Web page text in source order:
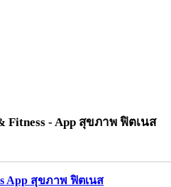
Fitness - App สุขภาพ ฟิตเนส
App สุขภาพ ฟิตเนส